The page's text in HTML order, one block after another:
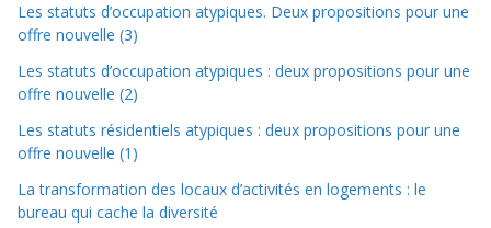
Les statuts d’occupation atypiques. Deux propositions pour une
offre nouvelle (3)
Les statuts d’occupation atypiques : deux propositions pour une
offre nouvelle (2)
Les statuts résidentiels atypiques : deux propositions pour une
offre nouvelle (1)
La transformation des locaux d’activités en logements : le
bureau qui cache la diversité